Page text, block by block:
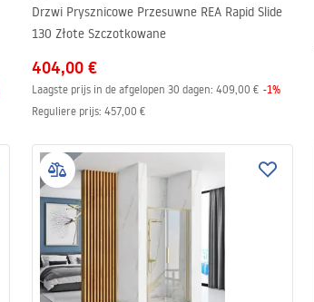
Drzwi Prysznicowe Przesuwne REA Rapid Slide
130 Złote Szczotkowane
404,00 €
Laagste prijs in de afgelopen 30 dagen: 409,00 € -1%
Reguliere prijs: 457,00 €